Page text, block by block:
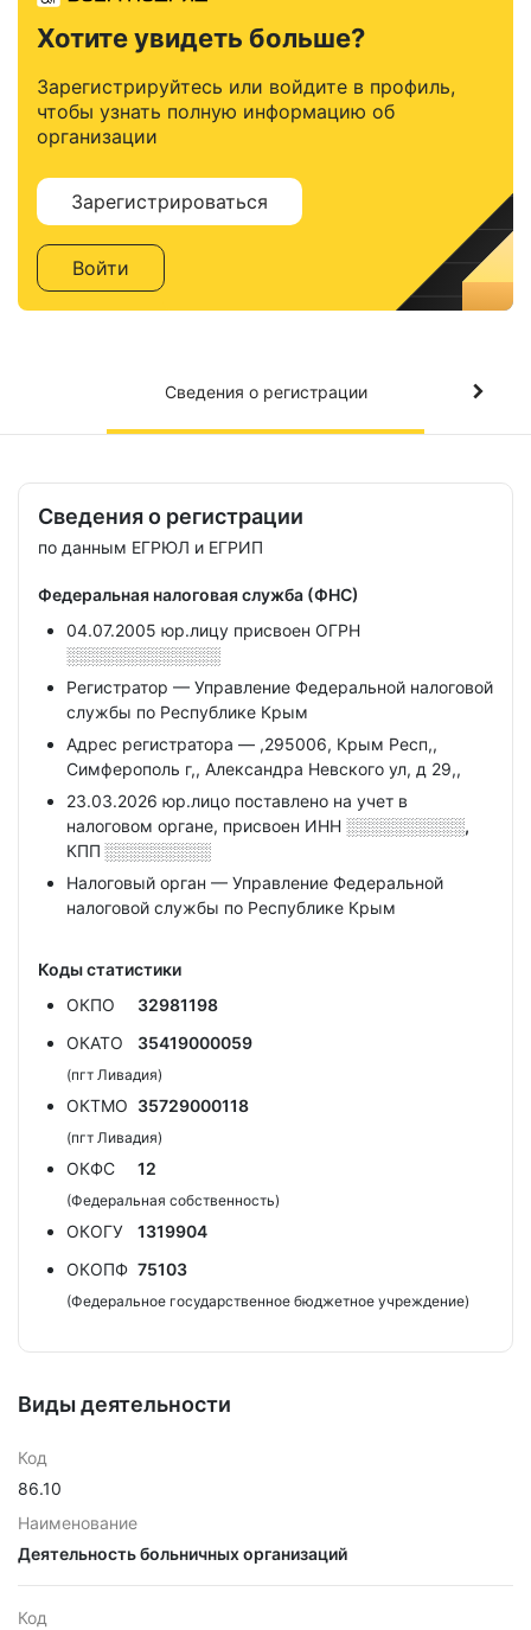
Хотите увидеть больше?
Зарегистрируйтесь или войдите в профиль,
чтобы узнать полную информацию об
организации
Зарегистрироваться
Войти
Сведения о регистрации
Сведения о регистрации
по данным ЕГРЮЛ и ЕГРИП
Федеральная налоговая служба (ФНС)
04.07.2005 юр.лицу присвоен ОГРН
░░░░░░░░░░░░░
Регистратор — Управление Федеральной налоговой
службы по Республике Крым
Адрес регистратора — ,295006, Крым Респ,,
Симферополь г,, Александра Невского ул, д 29,,
23.03.2026 юр.лицо поставлено на учет в
налоговом органе, присвоен ИНН ░░░░░░░░░░,
КПП ░░░░░░░░░
Налоговый орган — Управление Федеральной
налоговой службы по Республике Крым
Коды статистики
ОКПО
32981198
ОКАТО
35419000059
(пгт Ливадия)
ОКТМО 35729000118
(пгт Ливадия)
ОКФС 12
(Федеральная собственность)
ОКОГУ
1319904
ОКОПФ 75103
(Федеральное государственное бюджетное учреждение)
Виды деятельности
Код
86.10
Наименование
Деятельность больничных организаций
Код